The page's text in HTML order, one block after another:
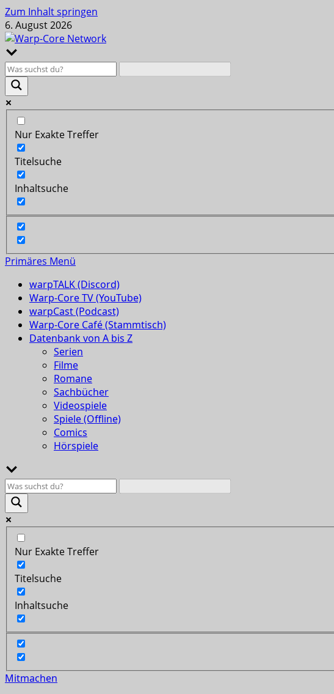
Zum Inhalt springen
6. August 2026
Nur Exakte Treffer
Titelsuche
Inhaltsuche
Primäres Menü
warpTALK (Discord)
Warp-Core TV (YouTube)
warpCast (Podcast)
Warp-Core Café (Stammtisch)
Datenbank von A bis Z
Serien
Filme
Romane
Sachbücher
Videospiele
Spiele (Offline)
Comics
Hörspiele
Nur Exakte Treffer
Titelsuche
Inhaltsuche
Mitmachen